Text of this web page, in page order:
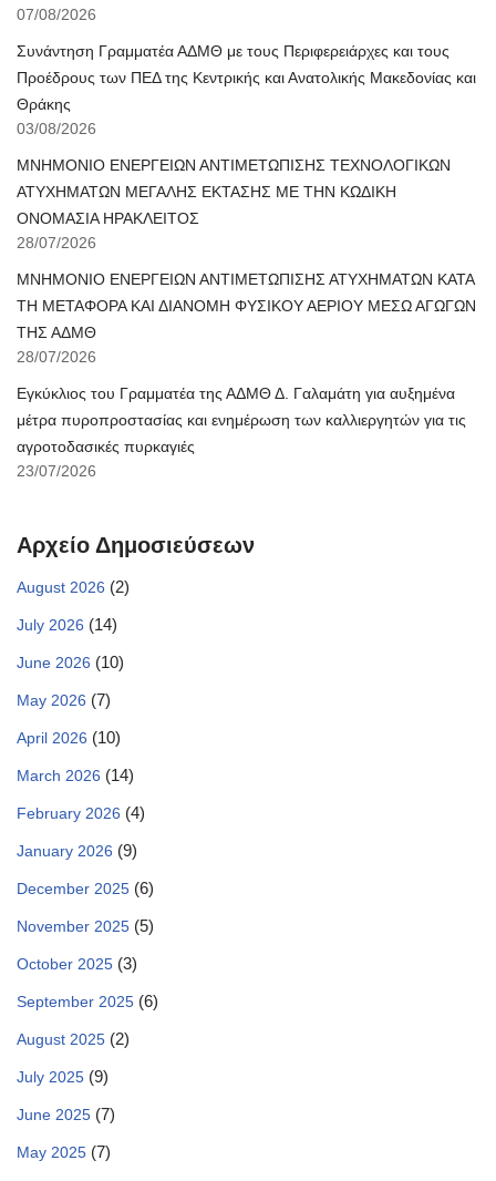
07/08/2026
Συνάντηση Γραμματέα ΑΔΜΘ με τους Περιφερειάρχες και τους
Προέδρους των ΠΕΔ της Κεντρικής και Ανατολικής Μακεδονίας και
Θράκης
03/08/2026
ΜΝΗΜΟΝΙΟ ΕΝΕΡΓΕΙΩΝ ΑΝΤΙΜΕΤΩΠΙΣΗΣ ΤΕΧΝΟΛΟΓΙΚΩΝ
ΑΤΥΧΗΜΑΤΩΝ ΜΕΓΑΛΗΣ ΕΚΤΑΣΗΣ ΜΕ ΤΗΝ ΚΩΔΙΚΗ
ΟΝΟΜΑΣΙΑ ΗΡΑΚΛΕΙΤΟΣ
28/07/2026
ΜΝΗΜΟΝΙΟ ΕΝΕΡΓΕΙΩΝ ΑΝΤΙΜΕΤΩΠΙΣΗΣ ΑΤΥΧΗΜΑΤΩΝ ΚΑΤΑ
ΤΗ ΜΕΤΑΦΟΡΑ ΚΑΙ ΔΙΑΝΟΜΗ ΦΥΣΙΚΟΥ ΑΕΡΙΟΥ ΜΕΣΩ ΑΓΩΓΩΝ
ΤΗΣ ΑΔΜΘ
28/07/2026
Εγκύκλιος του Γραμματέα της ΑΔΜΘ Δ. Γαλαμάτη για αυξημένα
μέτρα πυροπροστασίας και ενημέρωση των καλλιεργητών για τις
αγροτοδασικές πυρκαγιές
23/07/2026
Αρχείο Δημοσιεύσεων
August 2026 (2)
July 2026 (14)
June 2026 (10)
May 2026 (7)
April 2026 (10)
March 2026 (14)
February 2026 (4)
January 2026 (9)
December 2025 (6)
November 2025 (5)
October 2025 (3)
September 2025 (6)
August 2025 (2)
July 2025 (9)
June 2025 (7)
May 2025 (7)